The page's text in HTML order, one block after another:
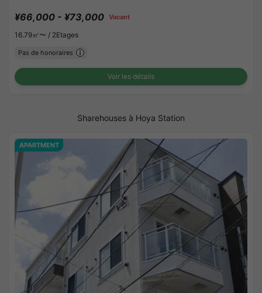
¥66,000 - ¥73,000 Vacant
16.79㎡〜 / 2Etages
Pas de honoraires
Voir les détails
Sharehouses à Hoya Station
APARTMENT